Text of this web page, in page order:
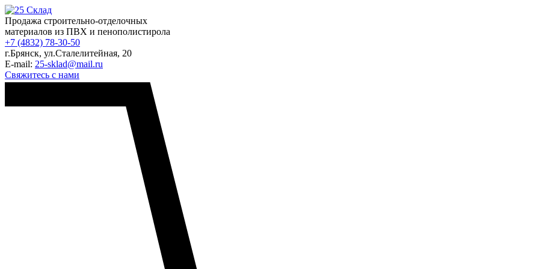
Продажа строительно-отделочных
материалов из ПВХ и пенополистирола
+7 (4832) 78-30-50
г.Брянск, ул.Сталелитейная, 20
E-mail: 25-sklad@mail.ru
Свяжитесь с нами